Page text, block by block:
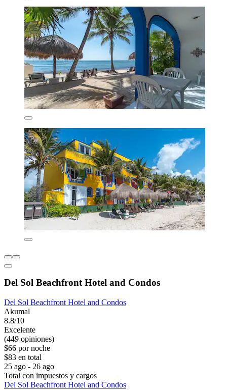
Del Sol Beachfront Hotel and Condos
Del Sol Beachfront Hotel and Condos
Akumal
8.8/10
Excelente
(449 opiniones)
$66 por noche
$83 en total
25 ago - 26 ago
Total con impuestos y cargos
Del Sol Beachfront Hotel and Condos